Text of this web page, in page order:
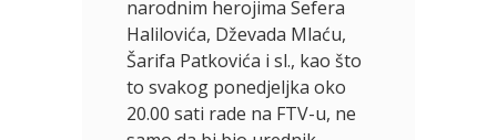
narodnim herojima Sefera
Halilovića, Dževada Mlaću,
Šarifa Patkovića i sl., kao što
to svakog ponedjeljka oko
20.00 sati rade na FTV-u, ne